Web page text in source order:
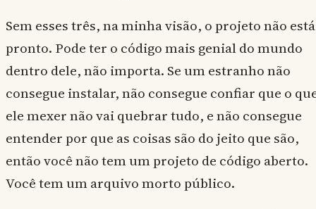
Sem esses três, na minha visão, o projeto não está
pronto. Pode ter o código mais genial do mundo
dentro dele, não importa. Se um estranho não
consegue instalar, não consegue confiar que o
ele mexer não vai quebrar tudo, e não consegue
entender por que as coisas são do jeito que são,
então você não tem um projeto de código aberto.
Você tem um arquivo morto público.